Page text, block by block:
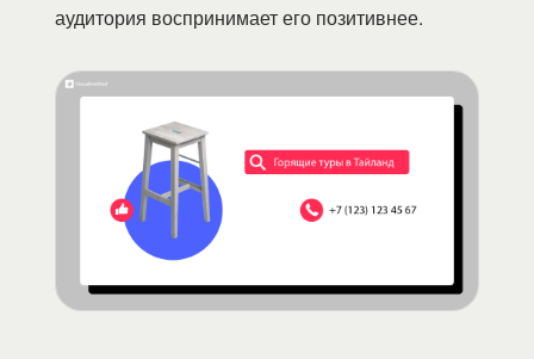
аудитория воспринимает его позитивнее.